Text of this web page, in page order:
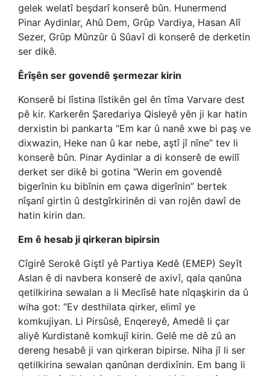
gelek welatî beşdarî konserê bûn. Hunermend
Pinar Aydinlar, Ahû Dem, Grûp Vardiya, Hasan Alî
Sezer, Grûp Mûnzûr û Sûavî di konserê de derketin
ser dikê.
Êrîşên ser govendê şermezar kirin
Konserê bi lîstina lîstikên gel ên tîma Varvare dest
pê kir. Karkerên Şaredariya Qisleyê yên ji kar hatin
derxistin bi pankarta “Em kar û nanê xwe bi paş ve
dixwazin, Heke nan û kar nebe, aştî jî nîne” tev li
konserê bûn. Pinar Aydinlar a di konserê de ewilî
derket ser dikê bi gotina “Werin em govendê
bigerînin ku bibînin em çawa digerînin” bertek
nîşanî girtin û destgîrkirinên di van rojên dawî de
hatin kirin dan.
Em ê hesab ji qirkeran bipirsin
Cîgirê Serokê Giştî yê Partiya Kedê (EMEP) Seyît
Aslan ê di navbera konserê de axivî, qala qanûna
qetilkirina sewalan a li Meclîsê hate nîqaşkirin da û
wiha got: “Ev desthilata qirker, elimî ye
komkujiyan. Li Pirsûsê, Enqereyê, Amedê li çar
aliyê Kurdistanê komkujî kirin. Gelê me dê zû an
dereng hesabê ji van qirkeran bipirse. Niha jî li ser
qetilkirina sewalan qanûnan derdixînin. Em bang li